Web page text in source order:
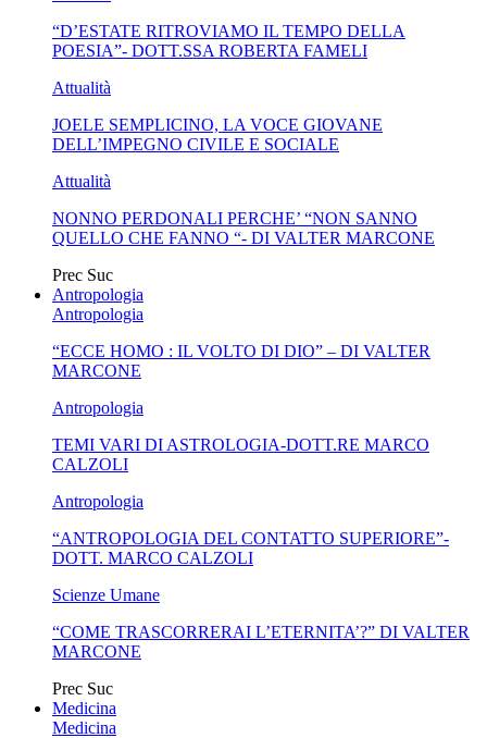
CIVILE E SOCIALE
“D’ESTATE RITROVIAMO IL TEMPO DELLA
POESIA”- DOTT.SSA ROBERTA FAMELI
Attualità
JOELE SEMPLICINO, LA VOCE GIOVANE
DELL’IMPEGNO CIVILE E SOCIALE
Attualità
NONNO PERDONALI PERCHE’ “NON SANNO
QUELLO CHE FANNO “- DI VALTER MARCONE
Prec Suc
Antropologia
Antropologia
“ECCE HOMO : IL VOLTO DI DIO” – DI VALTER
MARCONE
Antropologia
TEMI VARI DI ASTROLOGIA-DOTT.RE MARCO
CALZOLI
Antropologia
“ANTROPOLOGIA DEL CONTATTO SUPERIORE”-
DOTT. MARCO CALZOLI
Scienze Umane
“COME TRASCORRERAI L’ETERNITA’?” DI VALTER
MARCONE
Prec Suc
Medicina
Medicina